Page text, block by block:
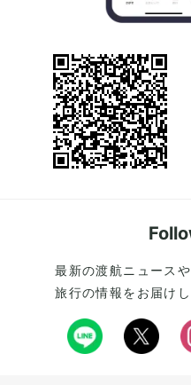
最新の渡航ニュース
旅行の情報をお届け